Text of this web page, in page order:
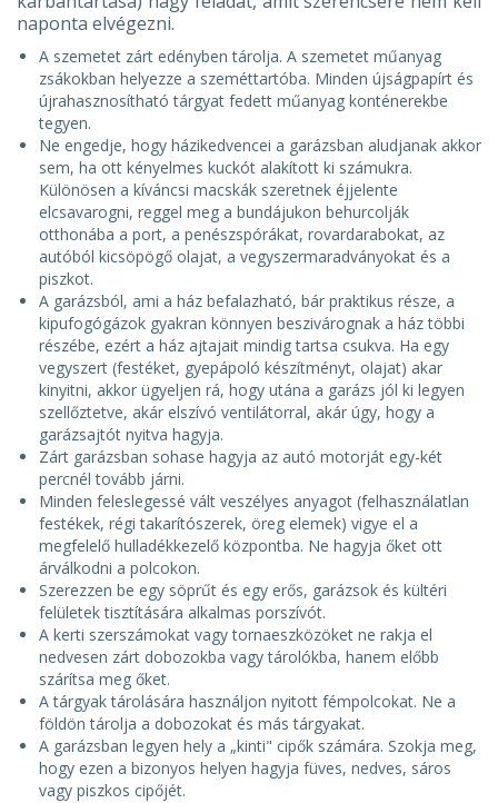
naponta elvégezni.
A szemetet zárt edényben tárolja. A szemetet műanyag
zsákokban helyezze a szeméttartóba. Minden újságpapírt és
újrahasznosítható tárgyat fedett műanyag konténerekbe
tegyen.
Ne engedje, hogy házikedvencei a garázsban aludjanak akkor
sem, ha ott kényelmes kuckót alakított ki számukra.
Különösen a kíváncsi macskák szeretnek éjjelente
elcsavarogni, reggel meg a bundájukon behurcolják
otthonába a port, a penészspórákat, rovardarabokat, az
autóból kicsöpögő olajat, a vegyszermaradványokat és a
piszkot.
A garázsból, ami a ház befalazható, bár praktikus része, a
kipufogógázok gyakran könnyen beszivárognak a ház többi
részébe, ezért a ház ajtajait mindig tartsa csukva. Ha egy
vegyszert (festéket, gyepápoló készítményt, olajat) akar
kinyitni, akkor ügyeljen rá, hogy utána a garázs jól ki legyen
szellőztetve, akár elszívó ventilátorral, akár úgy, hogy a
garázsajtót nyitva hagyja.
Zárt garázsban sohase hagyja az autó motorját egy-két
percnél tovább járni.
Minden feleslegessé vált veszélyes anyagot (felhasználatlan
festékek, régi takarítószerek, öreg elemek) vigye el a
megfelelő hulladékkezelő központba. Ne hagyja őket ott
árválkodni a polcokon.
Szerezzen be egy söprűt és egy erős, garázsok és kültéri
felületek tisztítására alkalmas porszívót.
A kerti szerszámokat vagy tornaeszközöket ne rakja el
nedvesen zárt dobozokba vagy tárolókba, hanem előbb
szárítsa meg őket.
A tárgyak tárolására használjon nyitott fémpolcokat. Ne a
földön tárolja a dobozokat és más tárgyakat.
A garázsban legyen hely a „kinti" cipők számára. Szokja meg,
hogy ezen a bizonyos helyen hagyja füves, nedves, sáros
vagy piszkos cipőjét.